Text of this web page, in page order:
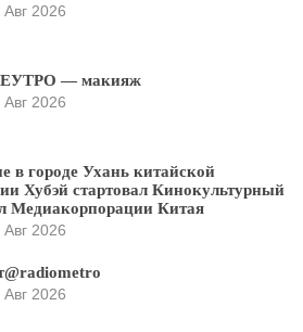
Авг 2026
— макияж
Авг 2026
в городе Ухань китайской
Хубэй стартовал Кинокультурный
Медиакорпорации Китая
Авг 2026
Авг 2026